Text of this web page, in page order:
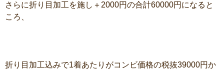
さらに折り目加工を施し＋2000円の合計60000円になると
ころ、
折り目加工込みで1着あたりがコンビ価格の税抜39000円か